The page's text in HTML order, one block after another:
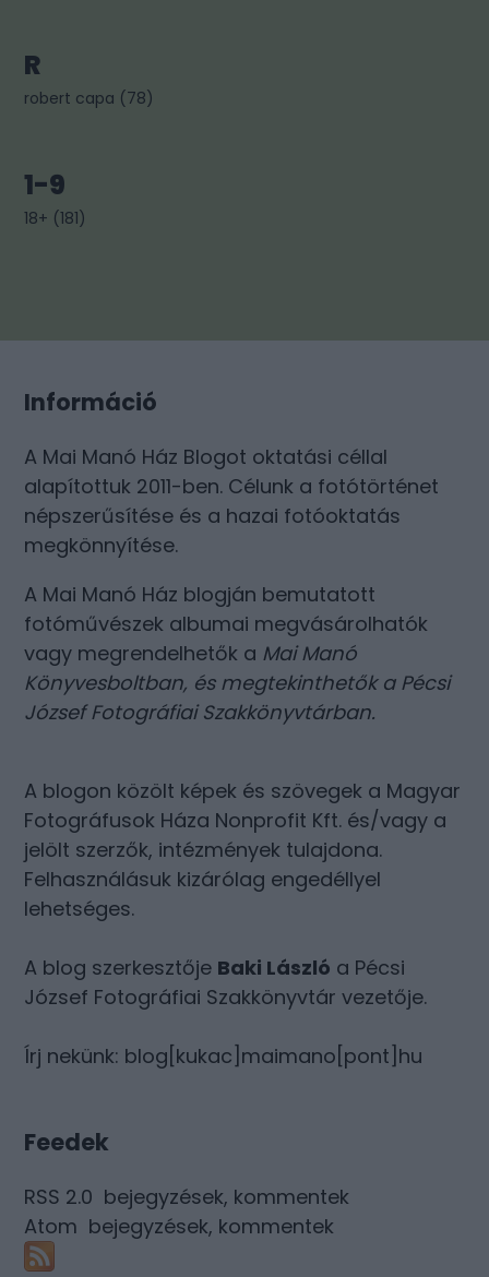
R
robert capa (78)
1-9
18+ (181)
Információ
A Mai Manó Ház Blogot oktatási céllal
alapítottuk 2011-ben. Célunk a fotótörténet
népszerűsítése és a hazai fotóoktatás
megkönnyítése.
A Mai Manó Ház blogján bemutatott
fotóművészek albumai megvásárolhatók
vagy megrendelhetők a Mai Manó
Könyvesboltban, és megtekinthetők a Pécsi
József Fotográfiai Szakkönyvtárban.
A blogon közölt képek és szövegek a Magyar
Fotográfusok Háza Nonprofit Kft. és/vagy a
jelölt szerzők, intézmények tulajdona.
Felhasználásuk kizárólag engedéllyel
lehetséges.
A blog szerkesztője Baki László a Pécsi
József Fotográfiai Szakkönyvtár vezetője.
Írj nekünk: blog[kukac]maimano[pont]hu
Feedek
RSS 2.0 bejegyzések, kommentek
Atom bejegyzések, kommentek